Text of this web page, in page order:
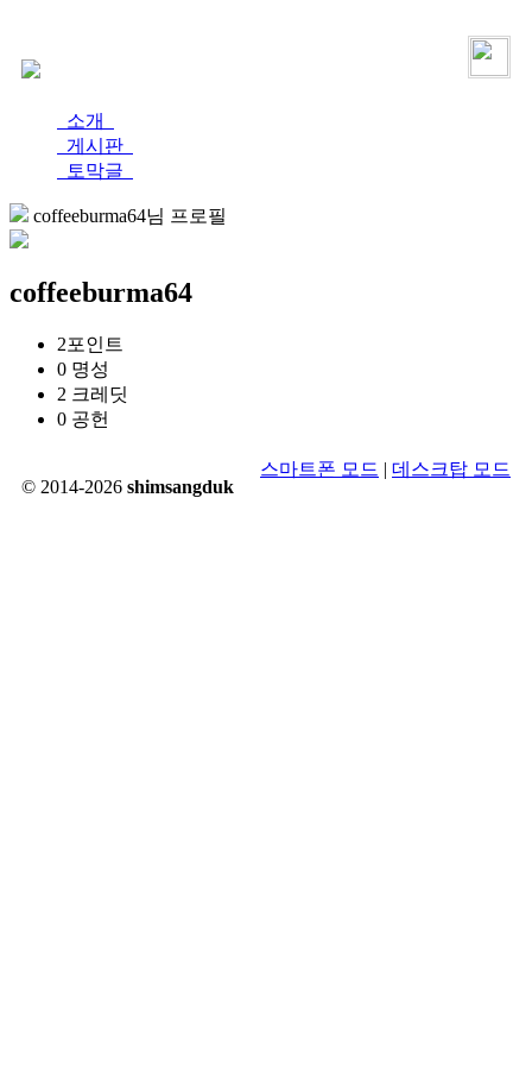
소개
게시판
토막글
coffeeburma64님 프로필
coffeeburma64
2포인트
0 명성
2 크레딧
0 공헌
© 2014-2026 shimsangduk
스마트폰 모드 | 데스크탑 모드